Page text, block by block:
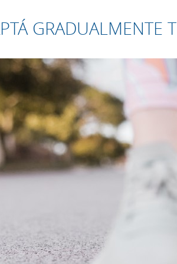
GRADUALMENTE